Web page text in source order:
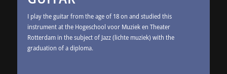
I play the guitar from the age of 18 on and studied this
instrument at the Hogeschool voor Muziek en Theater
Rotterdam in the subject of Jazz (lichte muziek) with the
graduation of a diploma.